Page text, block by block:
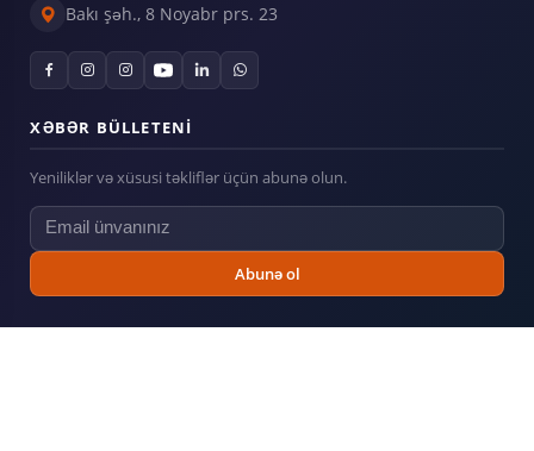
Bakı şəh., 8 Noyabr prs. 23
XƏBƏR BÜLLETENI
Yeniliklər və xüsusi təkliflər üçün abunə olun.
Abunə ol